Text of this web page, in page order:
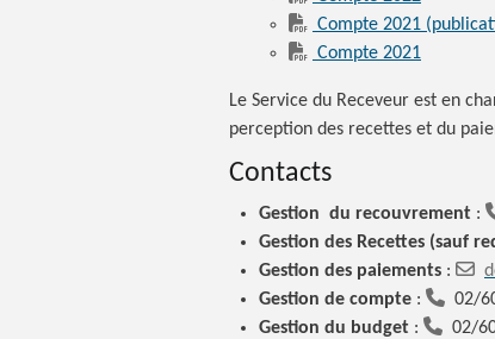
Compte 2021
Compte 2021
Le Service du Receveur est en
perception des recettes et du
Contacts
Gestion du recouvrement :
Gestion des Recettes (sauf
Gestion des paiements :
Gestion de compte :
02/
Gestion du budget : 02/